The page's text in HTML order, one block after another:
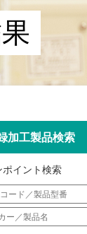
加工製品検索
ポイント検索